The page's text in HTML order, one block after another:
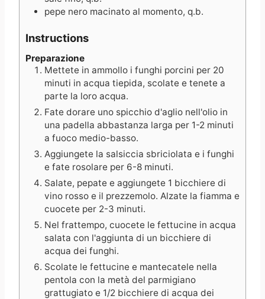
pepe nero macinato al momento, q.b.
Instructions
Preparazione
Mettete in ammollo i funghi porcini per 20
minuti in acqua tiepida, scolate e tenete a
parte la loro acqua.
Fate dorare uno spicchio d'aglio nell'olio in
una padella abbastanza larga per 1-2 minuti
a fuoco medio-basso.
Aggiungete la salsiccia sbriciolata e i funghi
e fate rosolare per 6-8 minuti.
Salate, pepate e aggiungete 1 bicchiere di
vino rosso e il prezzemolo. Alzate la fiamma e
cuocete per 2-3 minuti.
Nel frattempo, cuocete le fettucine in acqua
salata con l'aggiunta di un bicchiere di
acqua dei funghi.
Scolate le fettucine e mantecatele nella
pentola con la metà del parmigiano
grattugiato e 1/2 bicchiere di acqua dei